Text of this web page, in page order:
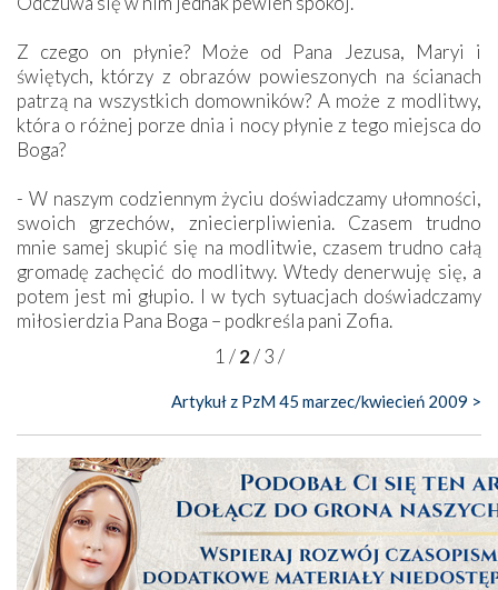
Z czego on płynie? Może od Pana Jezusa, Maryi i
świętych, którzy z obrazów powieszonych na ścianach
patrzą na wszystkich domowników? A może z modlitwy,
która o różnej porze dnia i nocy płynie z tego miejsca do
Boga?
- W naszym codziennym życiu doświadczamy ułomności,
swoich grzechów, zniecierpliwienia. Czasem trudno
mnie samej skupić się na modlitwie, czasem trudno całą
gromadę zachęcić do modlitwy. Wtedy denerwuję się, a
potem jest mi głupio. I w tych sytuacjach doświadczamy
miłosierdzia Pana Boga – podkreśla pani Zofia.
1 /2/3/
Artykuł z PzM 45 marzec/kwiecień 2009 >